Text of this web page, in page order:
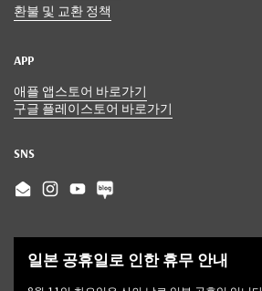
환불 및 교환 정책
APP
애플 앱스토어 바로가기
구글 플레이스토어 바로가기
SNS
EmailInstagram
YouTube
일본 공휴일로 인한 휴무 안내